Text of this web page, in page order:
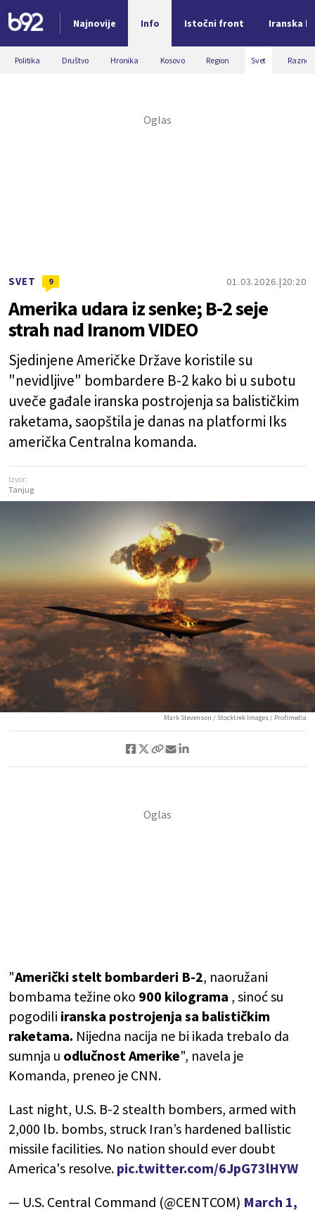
Najnovije Info Istočni front Iranska
Nova vest
Politika Društvo Hronika Kosovo Region Svet Razno
SVET 9 01.03.2026. 20:20
Amerika udara iz senke; B-2 seje
strah nad Iranom VIDEO
Sjedinjene Američke Države koristile su
"nevidljive" bombardere B-2 kako bi u subotu
uveče gađale iranska postrojenja sa balističkim
raketama, saopštila je danas na platformi Iks
američka Centralna komanda.
Izvor:
Tanjug
Mark Stevenson / Stocktrek Images / Profimedia
"Američki stelt bombarderi B-2, naoružani
bombama težine oko 900 kilograma , sinoć su
pogodili iranska postrojenja sa balističkim
raketama. Nijedna nacija ne bi ikada trebalo da
sumnja u odlučnost Amerike", navela je
Komanda, preneo je CNN.
Last night, U.S. B-2 stealth bombers, armed with
2,000 lb. bombs, struck Iran’s hardened ballistic
missile facilities. No nation should ever doubt
America's resolve. pic.twitter.com/6JpG73lHYW
— U.S. Central Command (@CENTCOM) March 1,